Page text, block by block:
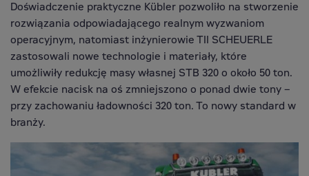
Doświadczenie praktyczne Kübler pozwoliło na stworzenie
rozwiązania odpowiadającego realnym wyzwaniom
operacyjnym, natomiast inżynierowie TII SCHEUERLE
zastosowali nowe technologie i materiały, które
umożliwiły redukcję masy własnej STB 320 o około 50 ton.
W efekcie nacisk na oś zmniejszono o ponad dwie tony –
przy zachowaniu ładowności 320 ton. To nowy standard w
branży.